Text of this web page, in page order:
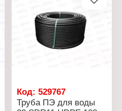
Код:529767
Труба ПЭ для воды